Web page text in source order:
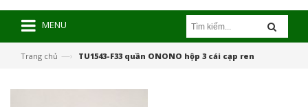
MENU
Trang chủ —› TU1543-F33 quần ONONO hộp 3 cái cạp ren